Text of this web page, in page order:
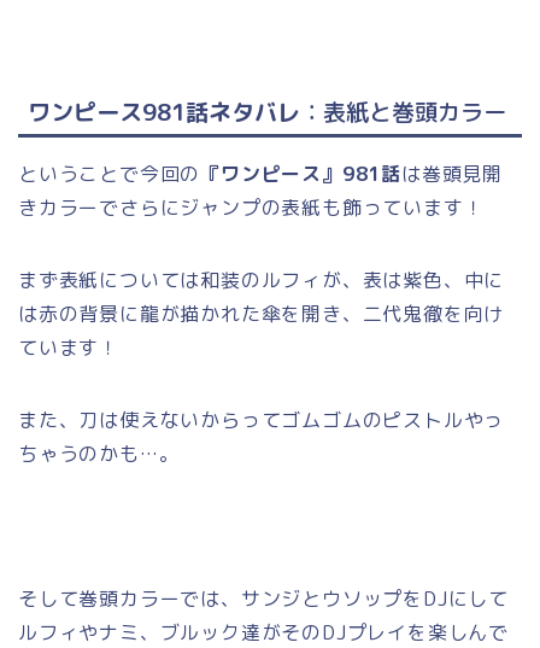
ワンピース981話ネタバレ ：表紙と巻頭カラー
ということで今回の 『ワンピース』981話は巻頭見開
きカラーでさらにジャンプの表紙も飾っています！
まず表紙については和装のルフィが、表は紫色、中に
は赤の背景に龍が描かれた傘を開き、二代鬼徹を向け
ています！
また、刀は使えないからってゴムゴムのピストルやっ
ちゃうのかも…。
そして巻頭カラーでは、サンジとウソップをDJにして
ルフィやナミ、ブルック達がそのDJプレイを楽しんで